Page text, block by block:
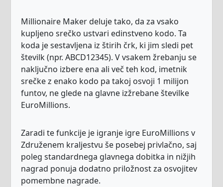
Millionaire Maker deluje tako, da za vsako
kupljeno srečko ustvari edinstveno kodo. Ta
koda je sestavljena iz štirih črk, ki jim sledi pet
številk (npr. ABCD12345). V vsakem žrebanju se
naključno izbere ena ali več teh kod, imetnik
srečke z enako kodo pa takoj osvoji 1 milijon
funtov, ne glede na glavne izžrebane številke
EuroMillions.
Zaradi te funkcije je igranje igre EuroMillions v
Združenem kraljestvu še posebej privlačno, saj
poleg standardnega glavnega dobitka in nižjih
nagrad ponuja dodatno priložnost za osvojitev
pomembne nagrade.